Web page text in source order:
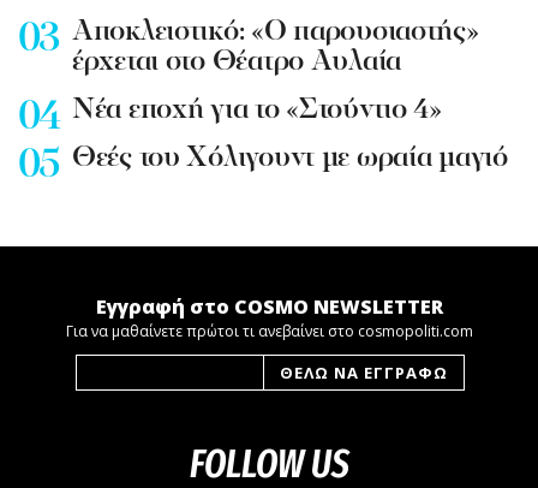
Aποκλειστικό: «Ο παρουσιαστής»
έρχεται στο Θέατρο Αυλαία
Nέα εποχή για το «Στούντιο 4»
Θεές του Χόλιγουντ με ωραία μαγιό
Εγγραφή στο COSMO NEWSLETTER
Για να μαθαίνετε πρώτοι τι ανεβαίνει στο cosmopoliti.com
FOLLOW US